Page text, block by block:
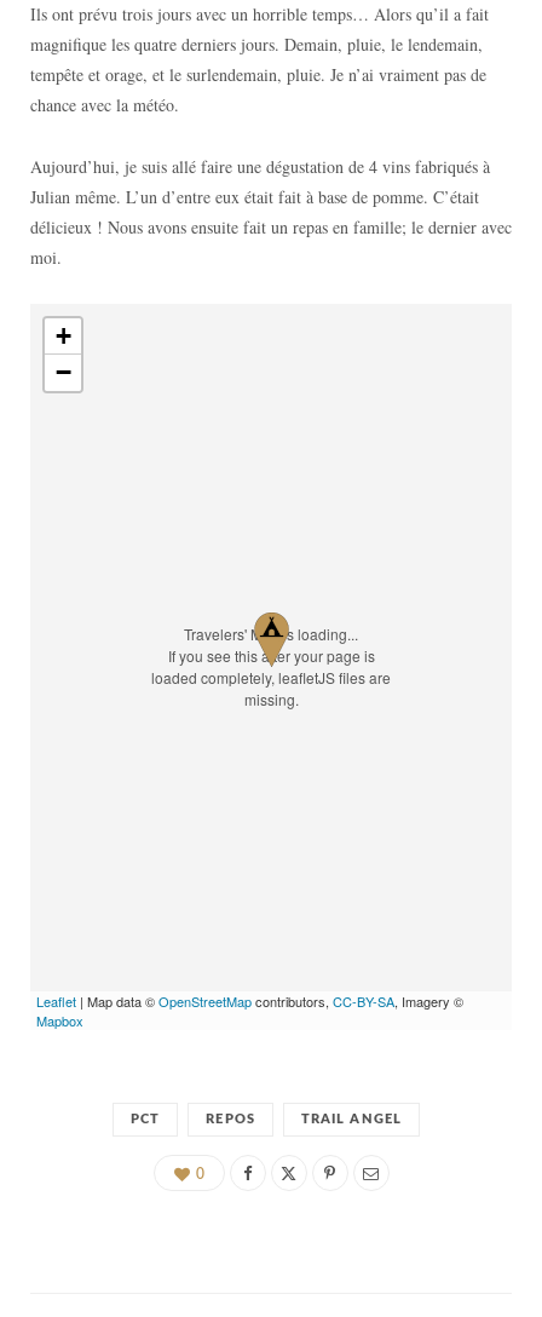
Ils ont prévu trois jours avec un horrible temps… Alors qu’il a fait
magnifique les quatre derniers jours. Demain, pluie, le lendemain,
tempête et orage, et le surlendemain, pluie. Je n’ai vraiment pas de
chance avec la météo.
Aujourd’hui, je suis allé faire une dégustation de 4 vins fabriqués à
Julian même. L’un d’entre eux était fait à base de pomme. C’était
délicieux ! Nous avons ensuite fait un repas en famille; le dernier avec
moi.
Travelers' Map is loading...
If you see this after your page is
loaded completely, leafletJS files are
missing.
+
−
Leaflet | Map data ©OpenStreetMapcontributors, CC-BY-SA, Imagery ©
Mapbox
PCT REPOS TRAIL ANGEL
0